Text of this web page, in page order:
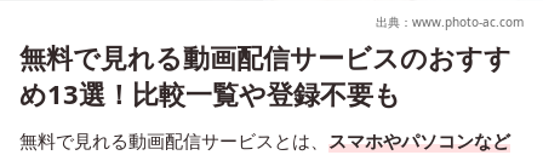
出典：www.photo-ac.com
無料で見れる動画配信サービスのおすす
め13選！比較一覧や登録不要も
無料で見れる動画配信サービスとは、 スマホやパソコンなど